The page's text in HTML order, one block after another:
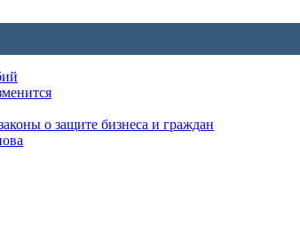
о защите бизнеса и граждан